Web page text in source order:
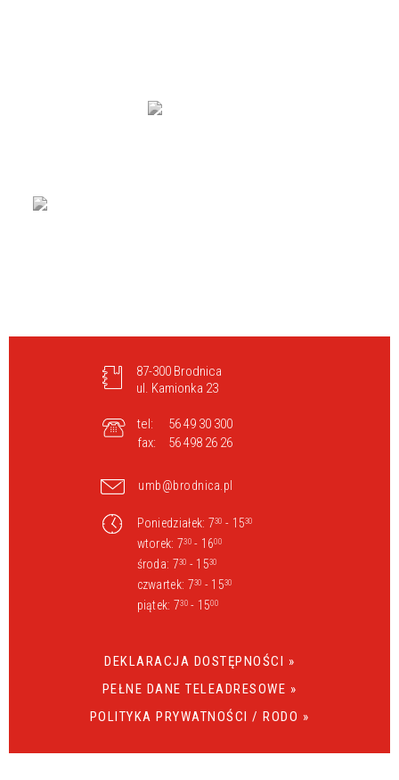
87-300 Brodnica
ul. Kamionka 23
tel:
56 49 30 300
fax:
56 498 26 26
umb@brodnica.pl
Poniedziałek: 730 - 1530
wtorek: 730- 1600
środa: 730 - 1530
czwartek: 730 - 1530
piątek: 730- 1500
DEKLARACJA DOSTĘPNOŚCI »
PEŁNE DANE TELEADRESOWE »
POLITYKA PRYWATNOŚCI / RODO »